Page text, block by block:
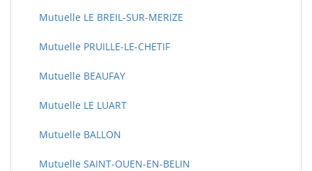
Mutuelle LE BREIL-SUR-MERIZE
Mutuelle PRUILLE-LE-CHETIF
Mutuelle BEAUFAY
Mutuelle LE LUART
Mutuelle BALLON
Mutuelle SAINT-OUEN-EN-BELIN